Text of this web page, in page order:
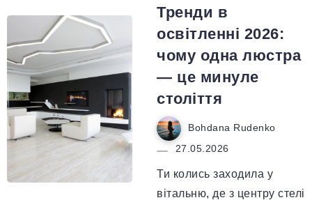
Тренди в
освітленні 2026:
чому одна люстра
— це минуле
століття
Bohdana Rudenko
27.05.2026
Ти колись заходила у
вітальню, де з центру стелі